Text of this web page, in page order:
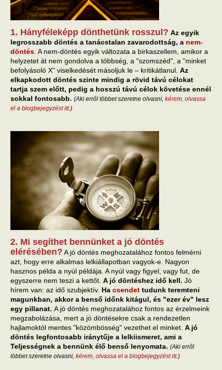
1. Hányféleképp dönthetünk rosszul? Az egyik
legrosszabb döntés a tanácstalan zavarodottság, a nem-
döntés . A nem-döntés egyik változata a birkaszellem, amikor a
helyzetet át nem gondolva a többség, a "szomszéd", a "minket
befolyásoló X" viselkedését másoljuk le – kritikátlanul. Az
elkapkodott döntés szinte mindig a rövid távú célokat
tartja szem előtt, pedig a hosszú távú célok követése ennél
sokkal fontosabb. (Aki erről többet szeretne olvasni, kérem, olvassa
el a blogbejegyzést itt.)
2. Mi segíthet bennünket a jó döntés
elérésében? A jó döntés meghozatalához fontos felmérni
azt, hogy erre alkalmas lelkiállapotban vagyok-e. Nagyon
hasznos példa a nyúl példája. A nyúl vagy figyel, vagy fut, de
egyszerre nem teszi a kettőt. A jó döntéshez idő kell. Jó
hírem van: az idő szubjektív. Ha csendet tudunk teremteni
magunkban, akkor a benső időnk kitágul, és "ezer év" lesz
egy pillanat. A jó döntés meghozatalához fontos az érzelmeink
megzabolázása, mert a jó döntésekre csak a rendezetlen
hajlamoktól mentes "közömbösség" vezethet el minket. A jó
döntés legfontosabb iránytűje a lelkiismeret, ami a
Teljességnek a bennünk élő benső lenyomata. (Aki erről
többet szeretne olvasni, kérem, olvassa el a blogbejegyzést itt.)